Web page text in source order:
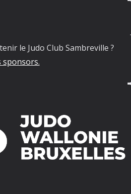
le Judo Club Sambreville ?
sponsors.